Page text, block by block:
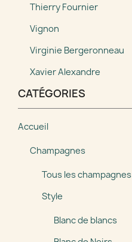
Thierry Fournier
Vignon
Virginie Bergeronneau
Xavier Alexandre
CATÉGORIES
Accueil
Champagnes
Tous les champagnes
Style
Blanc de blancs